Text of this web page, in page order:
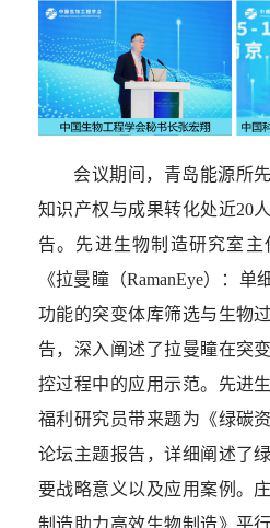
会议期间，青岛能源所
知识产权与成果转化处近20
告。先进生物制造研究室
《拉曼瞳（RamanEye）：单
功能的突变体库筛选与生物
告，深入阐述了拉曼瞳在突
控过程中的应用示范。先进
福利研究员带来题为《绿碳
论坛主题报告，详细阐述了
要战略意义以及应用案例。